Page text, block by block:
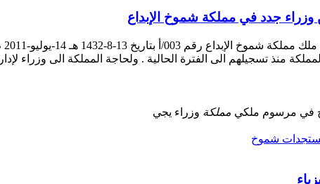
جدد في مملكة شموخ الإبداع
منذ تسجيلهم الى الفترة الحالية . ولحاجة المملكة الى وزراء
في مرسوم ملكي مملكة وزراء يجي
شموخ